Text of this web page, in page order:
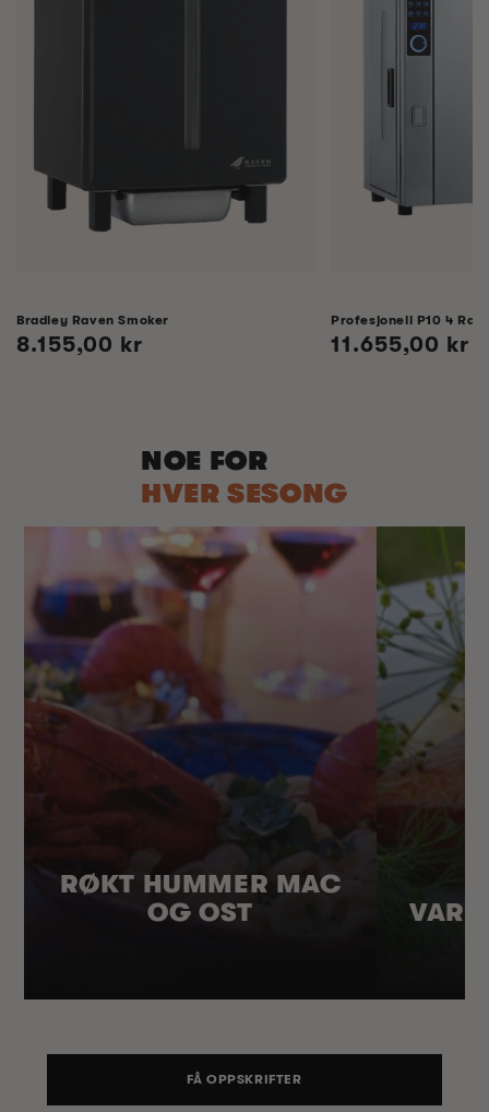
Bradley Raven Smoker
Vanlig
8.155,00 kr
Profesjonell P10 4
Vanlig
11.655,00 kr
NOE FOR
HVER SESONG
RØKT HUMMER MAC
OG OST
FÅ OPPSKRIFTER